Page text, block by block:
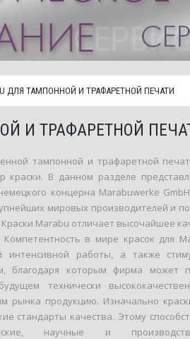
ДЛЯ ТАМПОННОЙ И ТРАФАРЕТНОЙ ПЕЧАТИ
И ТРАФАРЕТНОЙ
тампонной и трафаретной
краски. В данном разделе
концерна Marabuwerke
мировых производителей и
Marabu отличает высочайшее
в мире красок для
интенсивной работы, а также
благодаря которым фирма может
технически
рынка продукцию. Изначально
стандарты качества. Этому
научные и